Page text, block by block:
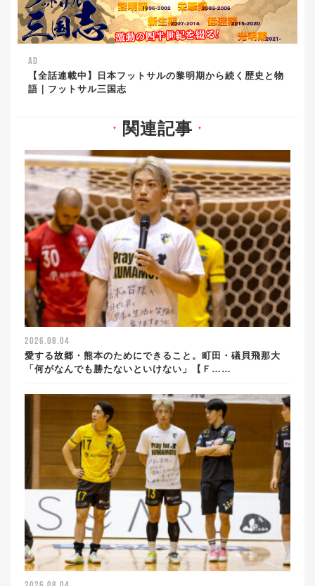
AD
【全話連載中】日本フットサルの黎明期から続く歴史と物
語｜フットサル三国志
▼ 関連記事 ▼
2026.08.04
愛する故郷・熊本のためにできること。町田・礒貝飛那大
「何がなんでも勝たないといけない」【Ｆ……